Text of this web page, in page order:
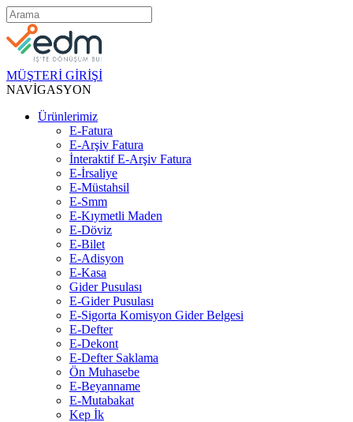
MÜŞTERİ GİRİŞİ
NAVİGASYON
Ürünlerimiz
E-Fatura
E-Arşiv Fatura
İnteraktif E-Arşiv Fatura
E-İrsaliye
E-Müstahsil
E-Smm
E-Kıymetli Maden
E-Döviz
E-Bilet
E-Adisyon
E-Kasa
Gider Pusulası
E-Gider Pusulası
E-Sigorta Komisyon Gider Belgesi
E-Defter
E-Dekont
E-Defter Saklama
Ön Muhasebe
E-Beyanname
E-Mutabakat
Kep İk